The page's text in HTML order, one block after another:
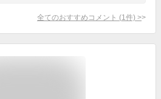
全てのおすすめコメント (1 件) >